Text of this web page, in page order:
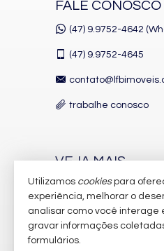
FALE CONOSCO
(47) 9.9752-4642
(47) 9.9752-4645
trabalhe conosco
VEJA MAIS
receba nosso
indicadores
Utilizamos cookiespara
experiência, melhorar o
analisar como você interage
gravar informações
formulários.